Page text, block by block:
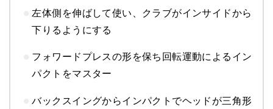
左体側を伸ばして使い、クラブがインサイドから
下りるようにする
フォワードプレスの形を保ち回転運動によるイン
パクトをマスター
バックスイングからインパクトでヘッドが三角形